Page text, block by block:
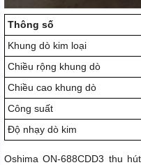
Thông số
Khung dò kim loại
Chiều rộng khung dò
Chiều cao khung dò
Công suất
Độ nhạy dò kim
Oshima ON-688CDD3 thu